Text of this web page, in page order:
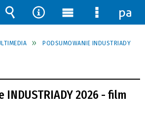
PODSUMOWANIE INDUSTRIADY
2026 - film
Wyszukiwarka
Narzędzia
Menu
główne
Menu